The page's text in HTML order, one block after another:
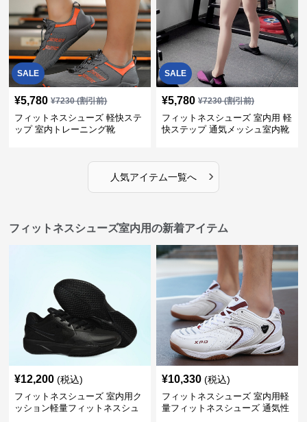
SALE
¥5,780 ¥7230(割引前)
フィットネスシューズ 軽快ステ
ップ 室内トレーニング靴
SALE
¥5,780 ¥7230(割引前)
フィットネスシューズ 室内用 軽
快ステップ 通気メッシュ室内靴
人気アイテム一覧へ ›
フィットネスシューズ室内用の新着アイテム
¥12,200 (税込)
フィットネスシューズ 室内用ク
ッション軽量フィットネスシュ
¥10,330 (税込)
フィットネスシューズ 室内用軽
量フィットネスシューズ 通気性